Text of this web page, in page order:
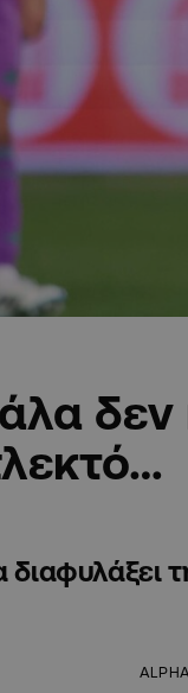
δεν
διαφυλάξει